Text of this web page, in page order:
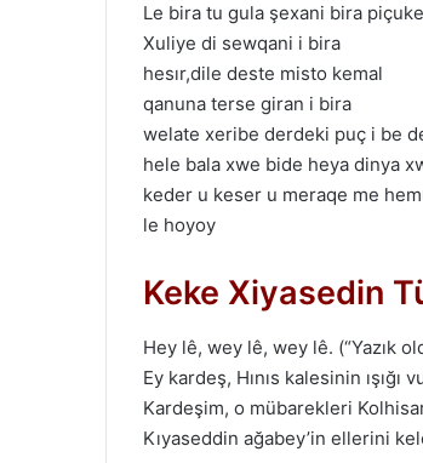
Le bira tu gula şexani bira
Xuliye di sewqani i bira
hesır,dile deste misto kemal
qanuna terse giran i bira
welate xeribe derdeki puç i be
hele bala xwe bide heya dinya
keder u keser u meraqe me
le hoyoy
Keke Xiyasedin
Hey lê, wey lê, wey lê. (“Yazık
Ey kardeş, Hınıs kalesinin
Kardeşim, o mübarekleri
Kıyaseddin ağabey’in ellerini